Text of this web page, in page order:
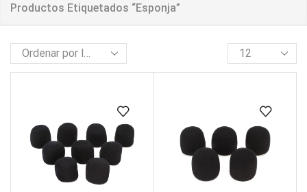
Productos Etiquetados “esponja”